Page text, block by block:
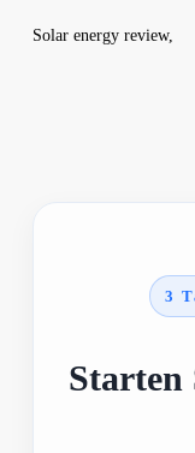
Solar energy review,
3
Starten